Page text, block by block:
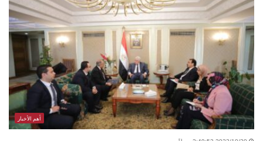
أهم الأخبار